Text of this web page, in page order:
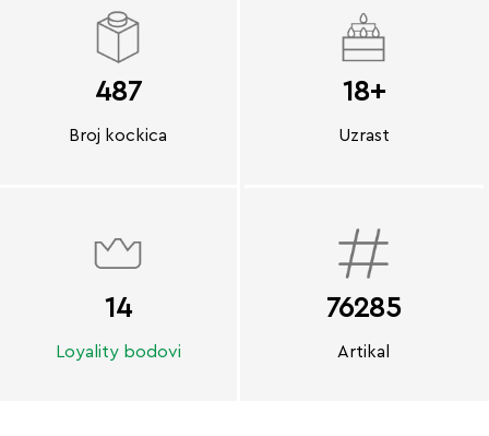
487
Broj kockica
18+
Uzrast
14
Loyality bodovi
76285
Artikal